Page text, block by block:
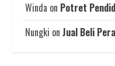
Winda on Potret
Nungki on Jual Beli